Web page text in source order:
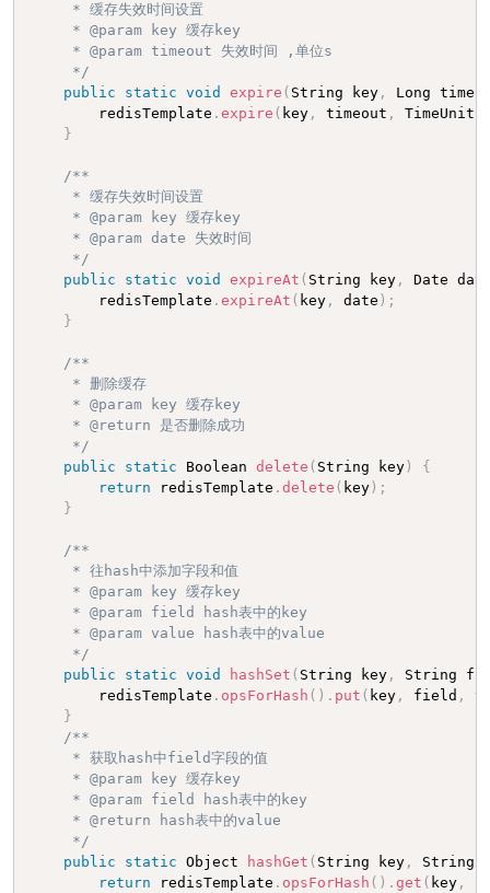
     * 缓存失效时间设置
     * @param key 缓存key
     * @param timeout 失效时间 ,单位s
     */
public
static void expire ( String key,
Long
        redisTemplate
. expire ( key, timeout , TimeUnit
}
/**
     * 缓存失效时间设置
     * @param key 缓存key
     * @param date 失效时间
     */
public
static void expireAt ( String key,
Date
        redisTemplate
. expireAt ( key, date ) ;
}
/**
     * 删除缓存
     * @param key 缓存key
     * @return 是否删除成功
     */
public
static Boolean delete ( String key)
{
return redisTemplate . delete ( key) ;
}
/**
     * 往hash中添加字段和值
     * @param key 缓存key
     * @param field hash表中的key
     * @param value hash表中的value
     */
public
static void hashSet ( String key,
String
        redisTemplate
. opsForHash ( ) . put ( key, field ,
}
/**
     * 获取hash中field字段的值
     * @param key 缓存key
     * @param field hash表中的key
     * @return hash表中的value
     */
public
static Object hashGet ( String key,
String
return redisTemplate . opsForHash ( ) . get ( key,